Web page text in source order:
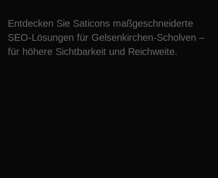
Entdecken Sie Saticons maßgeschneiderte
SEO-Lösungen für Gelsenkirchen-Scholven –
für höhere Sichtbarkeit und Reichweite.